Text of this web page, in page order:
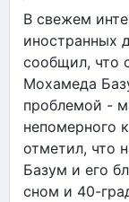
В свежем
иностранных
сообщил, что
Мохамеда
проблемой -
непомерного
отметил, что
Базум и его
сном и 40-